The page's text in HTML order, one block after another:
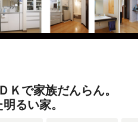
Ｋで家族だんらん。
るい家。